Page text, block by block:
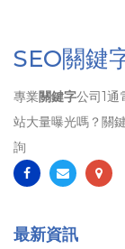
SEO關鍵
專業關鍵字公司1通
站大量曝光嗎？關
詢
最新資訊